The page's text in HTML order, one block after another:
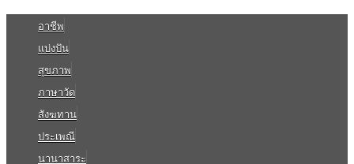
อาชีพ
แบ่งปัน
สุขภาพ
ภาษาวัด
สังฆทาน
ประเพณี
นานาสาระ